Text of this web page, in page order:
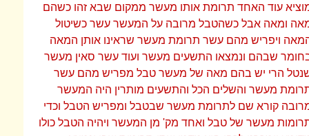
עוד האחד תרומת אותו מעשר ממקום שבא זהו כשהם
ומאה אבל כשהטבל מרובה על המעשר עשר כשיטול
ויפריש מהם עשר תרומת מעשר שראינו אותן המאה
שבהם ונמצאו התשעים מעשר ועוד עשר סאין מעשר
הרי יש בהם מאה של מעשר טבל מפריש מהם עשר
מעשר והשלים הכל והתשעים מותרין היה המעשר
קורא שם לתרומת מעשר שבטבל ומפריש הטבל וכדי
מעשר של טבל ואחד מק' מן המעשר ויהיה הטבל כולו